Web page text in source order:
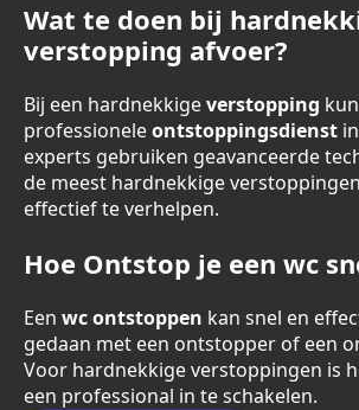
Wat te doen bij
verstopping afvoer?
Bij een hardnekkigeverstopping
professioneleontstoppingsdienst
experts gebruiken geavanceerde
de meest hardnekkige
effectief te verhelpen.
Hoe Ontstop je een wc
Een wc ontstoppen kan snel en
gedaan met een ontstopper of een
Voor hardnekkige verstoppingen is
een professional in te schakelen.